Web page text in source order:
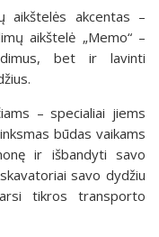
aikštelės akcentas –
aikštelė „Memo“ –
bet ir lavinti
– specialiai jiems
būdas vaikams
ir išbandyti savo
savo dydžiu
tikros transporto